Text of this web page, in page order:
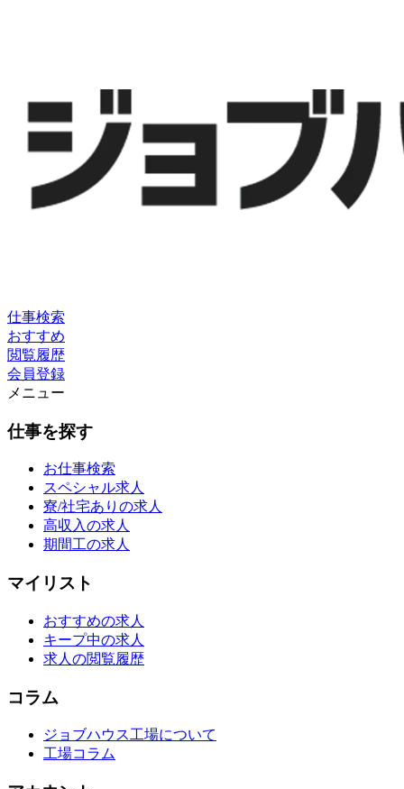
仕事検索
おすすめ
閲覧履歴
会員登録
メニュー
仕事を探す
お仕事検索
スペシャル求人
寮/社宅ありの求人
高収入の求人
期間工の求人
マイリスト
おすすめの求人
キープ中の求人
求人の閲覧履歴
コラム
ジョブハウス工場について
工場コラム